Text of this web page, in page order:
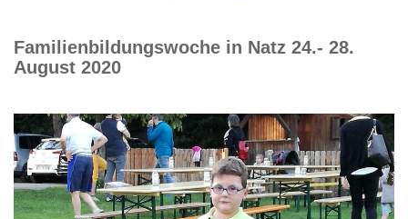
Familienbildungswoche in Natz 24.- 28.
August 2020